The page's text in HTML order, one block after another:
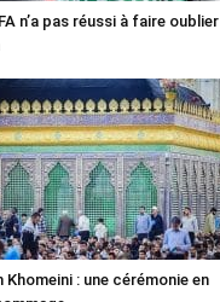
n’a pas réussi à faire oublier
Khomeini : une cérémonie en